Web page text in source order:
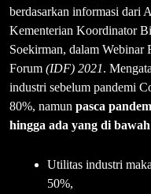
berdasarkan informasi dari
Kementerian Koordinator
Soekirman, dalam Webinar
Forum (IDF) 2021.
industri sebelum pandemi
80%, namun pasca
hingga ada yang di
Utilitas industri
50%,